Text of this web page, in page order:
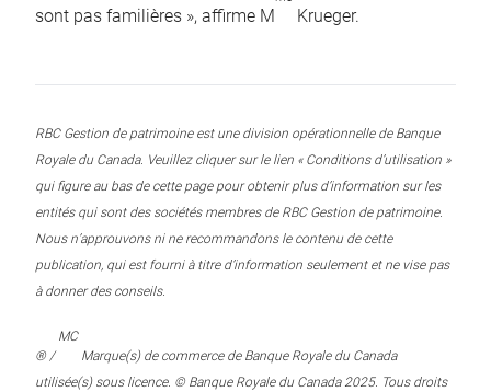
sont pas familières », affirme M
Krueger.
RBC Gestion de patrimoine est une division opérationnelle de Banque
Royale du Canada. Veuillez cliquer sur le lien « Conditions d’utilisation »
qui figure au bas de cette page pour obtenir plus d’information sur les
entités qui sont des sociétés membres de RBC Gestion de patrimoine.
Nous n’approuvons ni ne recommandons le contenu de cette
publication, qui est fourni à titre d’information seulement et ne vise pas
à donner des conseils.
® /
MC
Marque(s) de commerce de Banque Royale du Canada
utilisée(s) sous licence. © Banque Royale du Canada 2025. Tous droits